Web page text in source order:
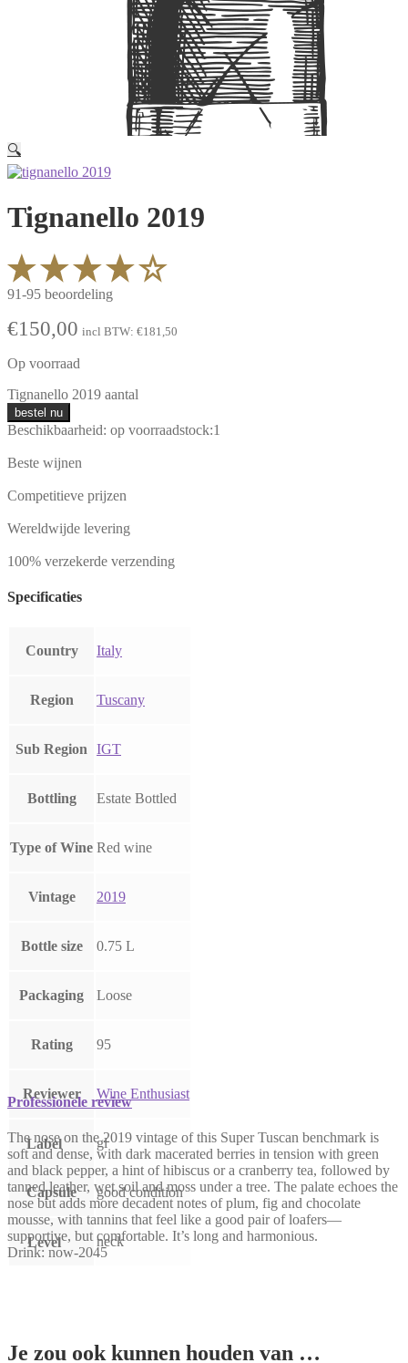
🔍
Tignanello 2019
91-95 beoordeling
€150,00 incl BTW: €181,50
Op voorraad
Tignanello 2019 aantal
bestel nu
Beschikbaarheid: op voorraadstock:1
Beste wijnen
Competitieve prijzen
Wereldwijde levering
100% verzekerde verzending
Specificaties
Country Italy
Region Tuscany
Sub Region IGT
Bottling Estate Bottled
Type of Wine Red wine
Vintage 2019
Bottle size 0.75 L
Packaging Loose
Rating 95
Reviewer Wine Enthusiast
Label gl
Capsule good condition
Level neck
Professionele review
The nose on the 2019 vintage of this Super Tuscan benchmark is
soft and dense, with dark macerated berries in tension with green
and black pepper, a hint of hibiscus or a cranberry tea, followed by
tanned leather, wet soil and moss under a tree. The palate echoes the
nose but adds more decadent notes of plum, fig and chocolate
mousse, with tannins that feel like a good pair of loafers—
supportive, but comfortable. It’s long and harmonious.
Drink: now-2045
Je zou ook kunnen houden van …